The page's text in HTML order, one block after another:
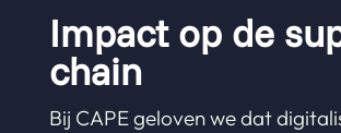
Impact op de
chain
Bij CAPE geloven we dat